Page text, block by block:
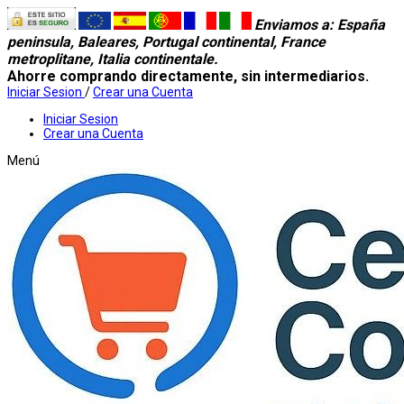
Enviamos a: España
peninsula, Baleares, Portugal continental, France
metroplitane, Italia continentale.
Ahorre comprando directamente, sin intermediarios.
Iniciar Sesion /Crear una Cuenta
Iniciar Sesion
Crear una Cuenta
Menú